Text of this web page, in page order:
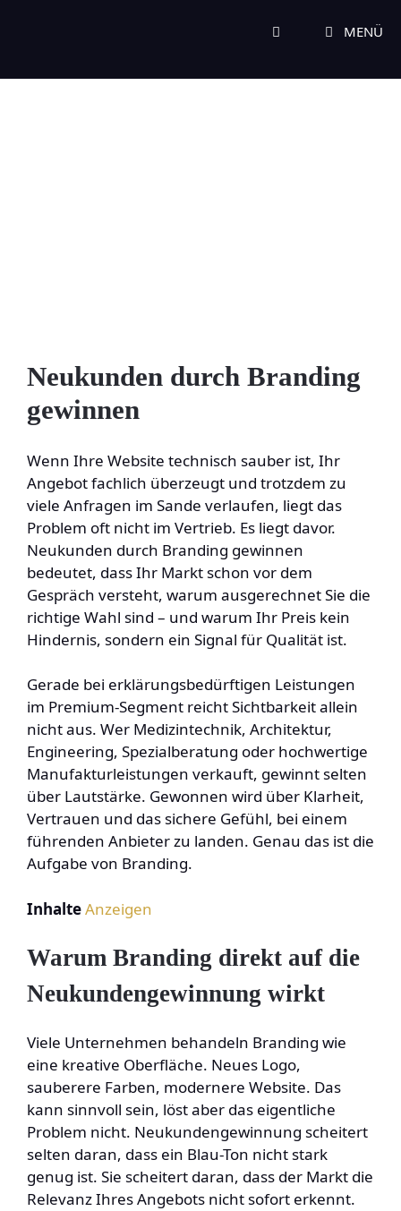
MENÜ
Neukunden durch Branding
gewinnen
Wenn Ihre Website technisch sauber ist, Ihr
Angebot fachlich überzeugt und trotzdem zu
viele Anfragen im Sande verlaufen, liegt das
Problem oft nicht im Vertrieb. Es liegt davor.
Neukunden durch Branding gewinnen
bedeutet, dass Ihr Markt schon vor dem
Gespräch versteht, warum ausgerechnet Sie die
richtige Wahl sind – und warum Ihr Preis kein
Hindernis, sondern ein Signal für Qualität ist.
Gerade bei erklärungsbedürftigen Leistungen
im Premium-Segment reicht Sichtbarkeit allein
nicht aus. Wer Medizintechnik, Architektur,
Engineering, Spezialberatung oder hochwertige
Manufakturleistungen verkauft, gewinnt selten
über Lautstärke. Gewonnen wird über Klarheit,
Vertrauen und das sichere Gefühl, bei einem
führenden Anbieter zu landen. Genau das ist die
Aufgabe von Branding.
InhalteAnzeigen
Warum Branding direkt auf die
Neukundengewinnung wirkt
Viele Unternehmen behandeln Branding wie
eine kreative Oberfläche. Neues Logo,
sauberere Farben, modernere Website. Das
kann sinnvoll sein, löst aber das eigentliche
Problem nicht. Neukundengewinnung scheitert
selten daran, dass ein Blau-Ton nicht stark
genug ist. Sie scheitert daran, dass der Markt die
Relevanz Ihres Angebots nicht sofort erkennt.